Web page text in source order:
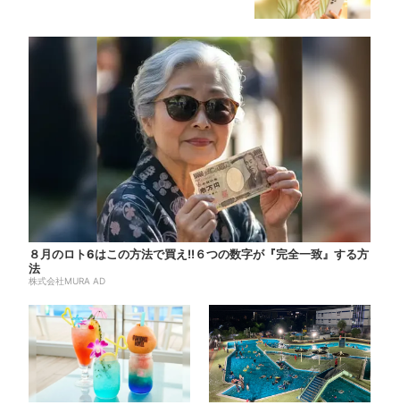
８月のロト6はこの方法で買え!!６つの数字が『完全一致』する方
法
株式会社MURA AD